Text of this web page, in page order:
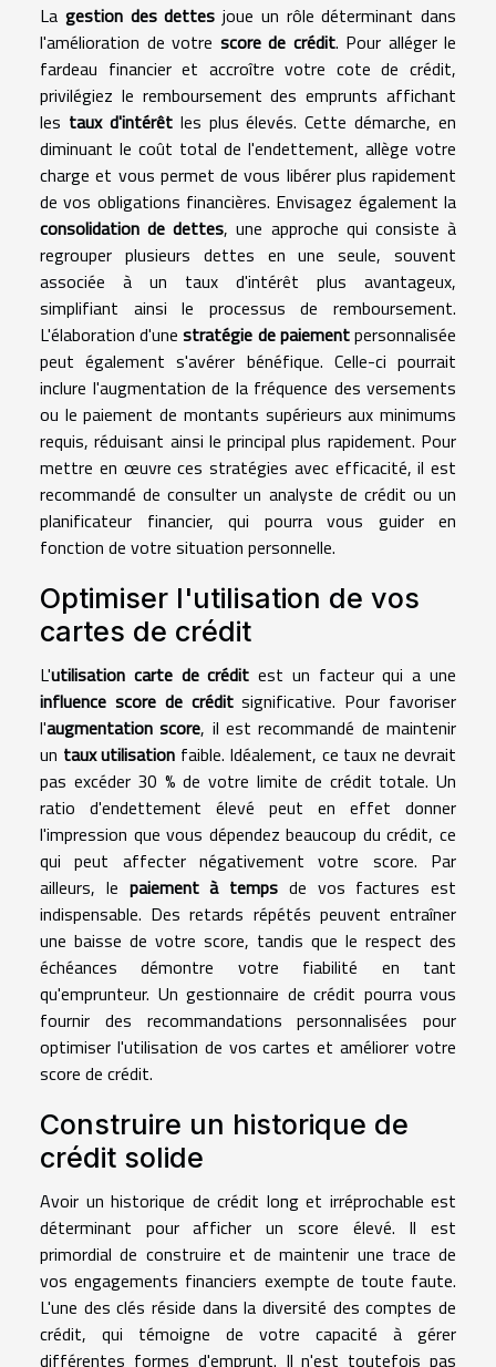
La gestion des dettes joue un rôle déterminant dans
l'amélioration de votre score de crédit. Pour alléger le
fardeau financier et accroître votre cote de crédit,
privilégiez le remboursement des emprunts affichant
les taux d'intérêtles plus élevés. Cette démarche, en
diminuant le coût total de l'endettement, allège votre
charge et vous permet de vous libérer plus rapidement
de vos obligations financières. Envisagez également la
consolidation de dettes, une approche qui consiste à
regrouper plusieurs dettes en une seule, souvent
associée à un taux d'intérêt plus avantageux,
simplifiant ainsi le processus de remboursement.
L'élaboration d'unestratégie de paiementpersonnalisée
peut également s'avérer bénéfique. Celle-ci pourrait
inclure l'augmentation de la fréquence des versements
ou le paiement de montants supérieurs aux minimums
requis, réduisant ainsi le principal plus rapidement. Pour
mettre en œuvre ces stratégies avec efficacité, il est
recommandé de consulter un analyste de crédit ou un
planificateur financier, qui pourra vous guider en
fonction de votre situation personnelle.
Optimiser l'utilisation de vos
cartes de crédit
L'utilisation carte de crédit est un facteur qui a une
influence score de créditsignificative. Pour favoriser
l'augmentation score, il est recommandé de maintenir
un taux utilisation faible. Idéalement, ce taux ne devrait
pas excéder 30 % de votre limite de crédit totale. Un
ratio d'endettement élevé peut en effet donner
l'impression que vous dépendez beaucoup du crédit, ce
qui peut affecter négativement votre score. Par
ailleurs, le paiement à temps de vos factures est
indispensable. Des retards répétés peuvent entraîner
une baisse de votre score, tandis que le respect des
échéances démontre votre fiabilité en tant
qu'emprunteur. Un gestionnaire de crédit pourra vous
fournir des recommandations personnalisées pour
optimiser l'utilisation de vos cartes et améliorer votre
score de crédit.
Construire un historique de
crédit solide
Avoir un historique de crédit long et irréprochable est
déterminant pour afficher un score élevé. Il est
primordial de construire et de maintenir une trace de
vos engagements financiers exempte de toute faute.
L'une des clés réside dans la diversité des comptes de
crédit, qui témoigne de votre capacité à gérer
différentes formes d'emprunt. Il n'est toutefois pas